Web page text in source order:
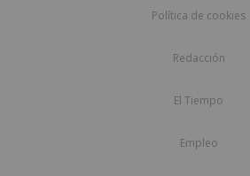
Política de cookies
Redacción
El Tiempo
Empleo